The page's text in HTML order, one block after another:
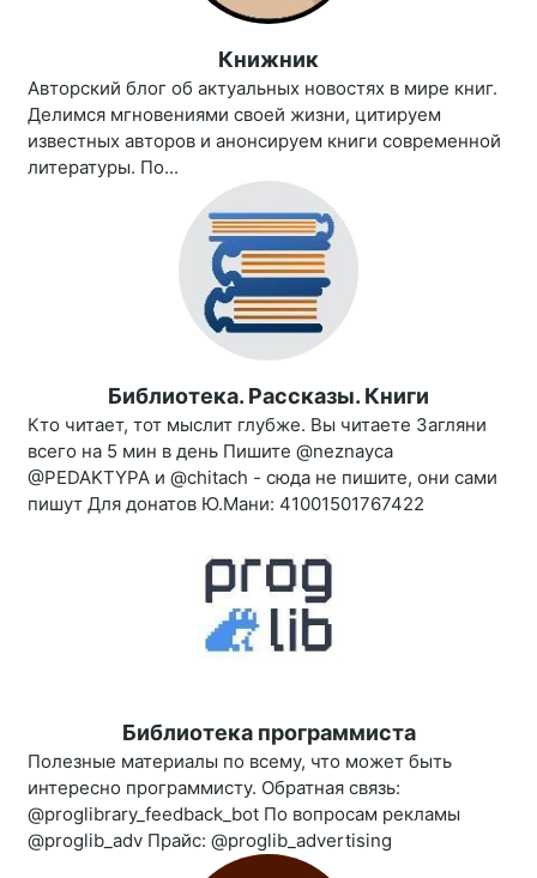
Книжник
Авторский блог об актуальных новостях в мире книг.
Делимся мгновениями своей жизни, цитируем
известных авторов и анонсируем книги современной
литературы. По...
Библиотека. Рассказы. Книги
Кто читает, тот мыслит глубже. Вы читаете Загляни
всего на 5 мин в день Пишите @neznayca
@PEDAKTYPA и @chitach - сюда не пишите, они сами
пишут Для донатов Ю.Мани: 41001501767422
Библиотека программиста
Полезные материалы по всему, что может быть
интересно программисту. Обратная связь:
@proglibrary_feedback_bot По вопросам рекламы
@proglib_adv Прайс: @proglib_advertising